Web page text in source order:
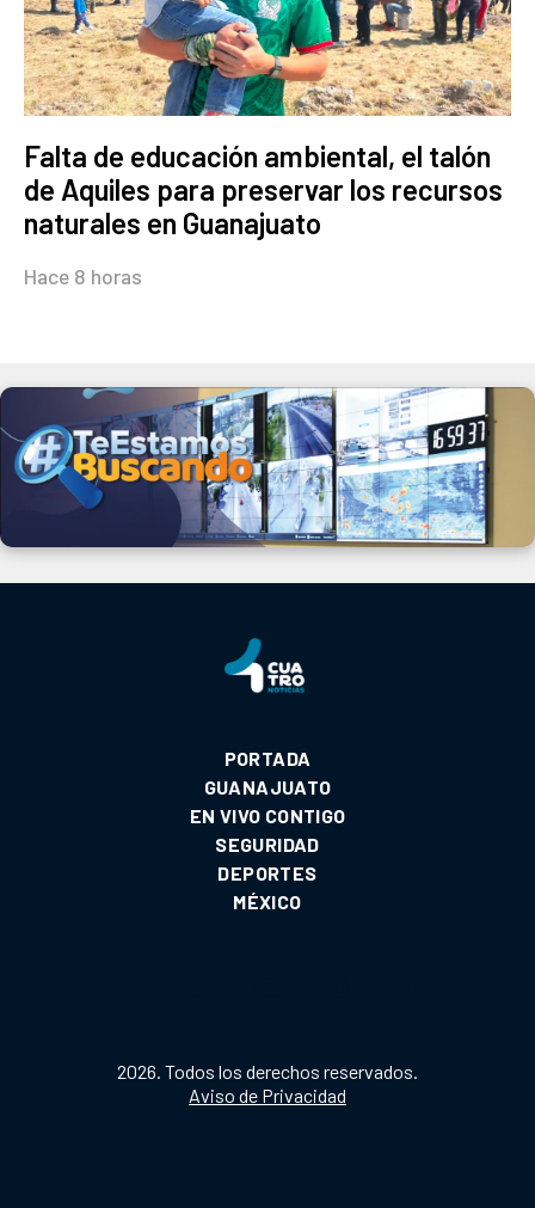
Falta de educación ambiental, el talón
de Aquiles para preservar los recursos
naturales en Guanajuato
Hace 8 horas
PORTADA
GUANAJUATO
EN VIVO CONTIGO
SEGURIDAD
DEPORTES
MÉXICO
2026. Todos los derechos reservados.
Aviso de Privacidad